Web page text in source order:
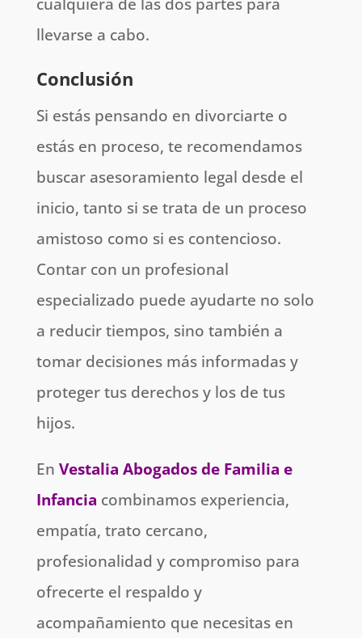
llevarse a cabo.
Conclusión
Si estás pensando en divorciarte o
estás en proceso, te recomendamos
buscar asesoramiento legal desde el
inicio, tanto si se trata de un proceso
amistoso como si es contencioso.
Contar con un profesional
especializado puede ayudarte no solo
a reducir tiempos, sino también a
tomar decisiones más informadas y
proteger tus derechos y los de tus
hijos.
En Vestalia Abogados de Familia e
Infancia combinamos experiencia,
empatía, trato cercano,
profesionalidad y compromiso para
ofrecerte el respaldo y
acompañamiento que necesitas en